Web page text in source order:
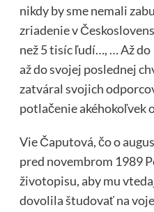
nikdy by sme nemali
zriadenie v
než 5 tisíc ľudí…, … Až
až do svojej poslednej
zatváral svojich
potlačenie akéhokoľvek
Vie Čaputová, čo o
pred novembrom 1989
životopisu, aby mu
dovolila študovať na